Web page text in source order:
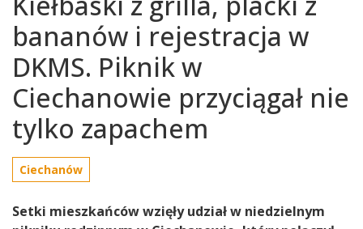
bananów i rejestracja w
DKMS. Piknik w
Ciechanowie przyciągał nie
tylko zapachem
Ciechanów
Setki mieszkańców wzięły udział w niedzielnym